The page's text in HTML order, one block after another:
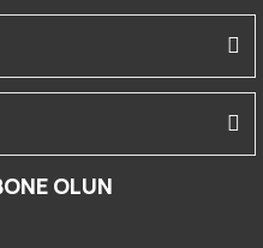
OLUN